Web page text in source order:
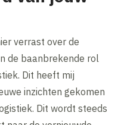
verrast over de
de baanbrekende rol
Dit heeft mij
inzichten gekomen
Dit wordt steeds